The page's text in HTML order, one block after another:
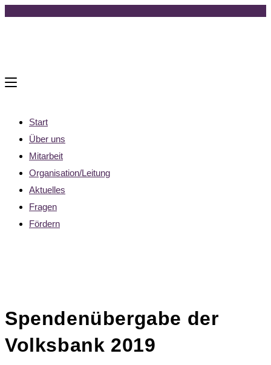
Start
Über uns
Mitarbeit
Organisation/Leitung
Aktuelles
Fragen
Fördern
Spendenübergabe der
Volksbank 2019